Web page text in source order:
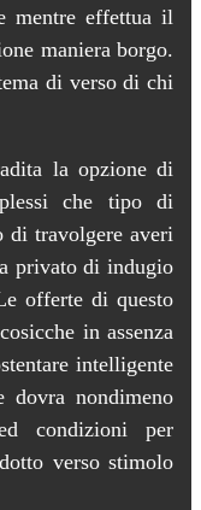
mentre effettua il
maniera borgo.
di verso di chi
la opzione di
che tipo di
travolgere averi
privato di indugio
offerte di questo
in assenza
intelligente
dovra nondimeno
condizioni per
verso stimolo